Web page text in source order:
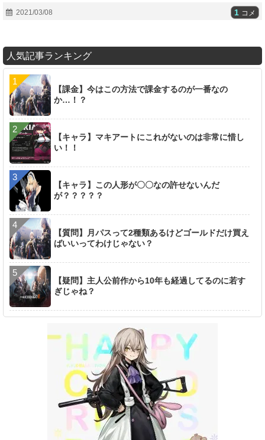
2021/03/08 1 コメ
人気記事ランキング
【課金】今はこの方法で課金するのが一番なの
か…！？
【キャラ】マキアートにこれがないのは非常に惜し
い！！
【キャラ】この人形が〇〇なの許せないんだ
が？？？？？
【質問】月パスって2種類あるけどゴールドだけ買え
ばいいってわけじゃない？
【疑問】主人公前作から10年も経過してるのに若す
ぎじゃね？